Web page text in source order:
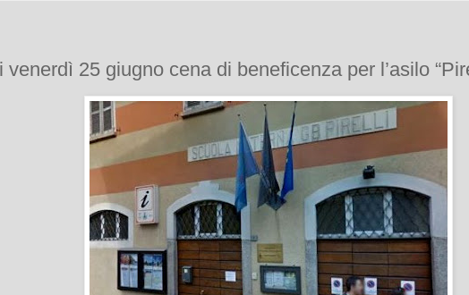
25 giugno cena di beneficenza per l’asilo